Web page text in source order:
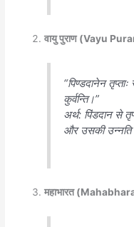
वायु पुराण (Vayu
“पिण्डदानेन
कुर्वन्ति।”
अर्थ: पिंडदान से
और उसकी
महाभारत